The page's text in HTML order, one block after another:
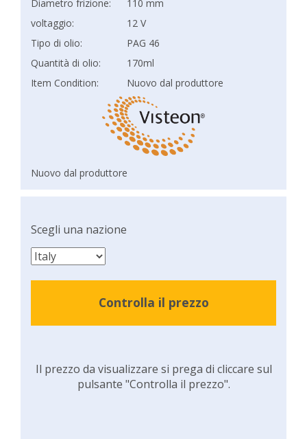
Diametro frizione:
110 mm
voltaggio:
12 V
Tipo di olio:
PAG 46
Quantità di olio:
170ml
Item Condition:
Nuovo dal produttore
Nuovo dal produttore
Scegli una nazione
Controlla il prezzo
Il prezzo da visualizzare si prega di cliccare sul
pulsante "Controlla il prezzo".